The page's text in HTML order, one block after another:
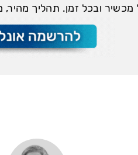
ובכל זמן. תהליך